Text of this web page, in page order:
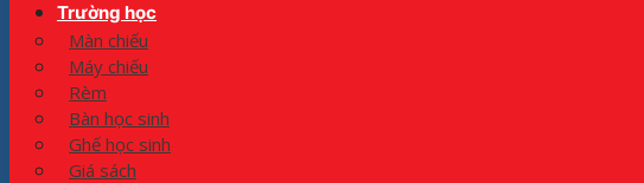
Trường học
Màn chiếu
Máy chiếu
Rèm
Bàn học sinh
Ghế học sinh
Giá sách